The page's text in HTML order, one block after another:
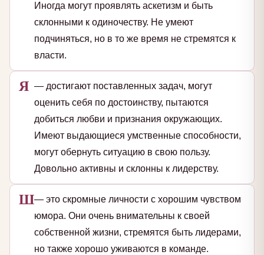
Иногда могут проявлять аскетизм и быть
склонными к одиночеству. Не умеют
подчиняться, но в то же время не стремятся к
власти.
Я — достигают поставленных задач, могут
оценить себя по достоинству, пытаются
добиться любви и признания окружающих.
Имеют выдающиеся умственные способности,
могут обернуть ситуацию в свою пользу.
Довольно активны и склонны к лидерству.
Ш— это скромные личности с хорошим чувством
юмора. Они очень внимательны к своей
собственной жизни, стремятся быть лидерами,
но также хорошо уживаются в команде.